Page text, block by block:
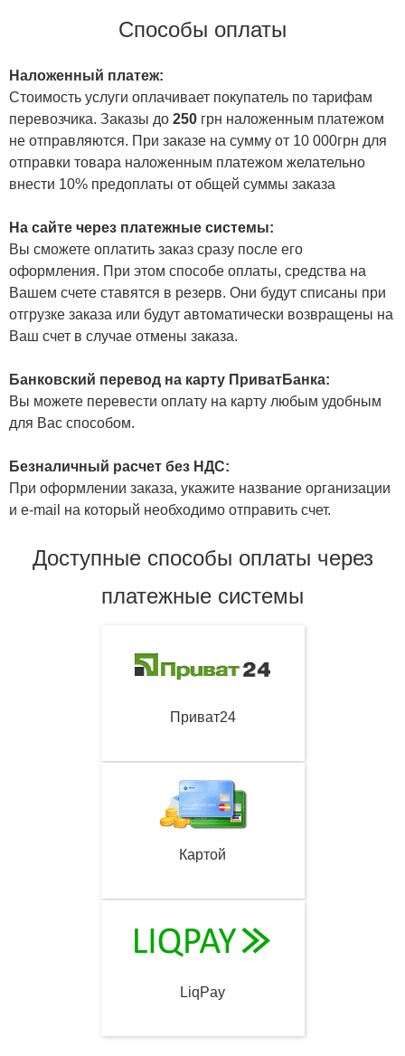
Способы оплаты
Наложенный платеж:
Стоимость услуги оплачивает покупатель по тарифам
перевозчика. Заказы до 250 грн наложенным платежом
не отправляются. При заказе на сумму от 10 000грн для
отправки товара наложенным платежом желательно
внести 10% предоплаты от общей суммы заказа
На сайте через платежные системы:
Вы сможете оплатить заказ сразу после его
оформления. При этом способе оплаты, средства на
Вашем счете ставятся в резерв. Они будут списаны при
отгрузке заказа или будут автоматически возвращены на
Ваш счет в случае отмены заказа.
Банковский перевод на карту ПриватБанка:
Вы можете перевести оплату на карту любым удобным
для Вас способом.
Безналичный расчет без НДС:
При оформлении заказа, укажите название организации
и e-mail на который необходимо отправить счет.
Доступные способы оплаты через
платежные системы
Приват24
Картой
LiqPay